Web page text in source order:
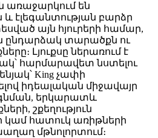
առաջարկում են
էլեգանտության բարձր
այն հյուրերի համար,
ընդարձակ տարածքն ու
Լյուքսը ներառում է
հարմարավետ նստելու
King չափի
իդեալական միջավայր
երկարատև
շքեղություն
կամ հատուկ առիթների
մթնոլորտում։